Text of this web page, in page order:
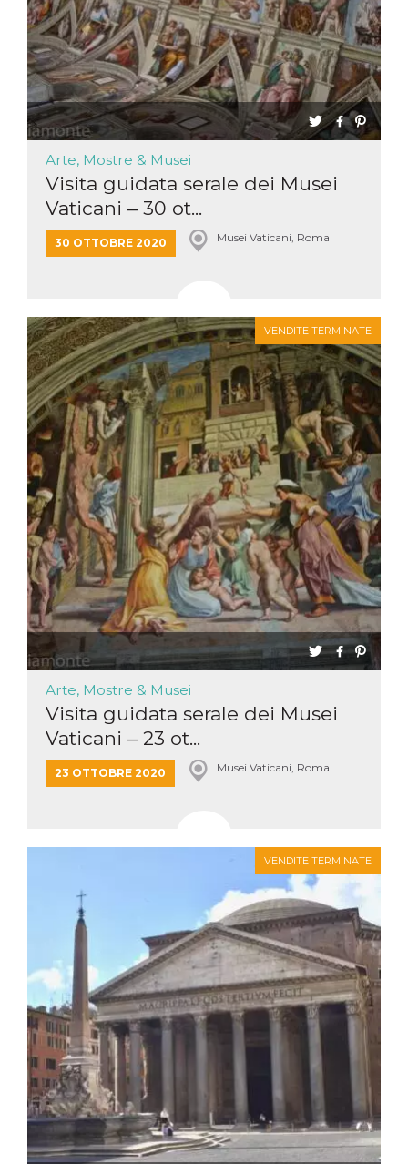
Arte, Mostre & Musei
Visita guidata serale dei Musei
Vaticani – 30 ot...
30 OTTOBRE 2020 Musei Vaticani, Roma
VENDITE TERMINATE
Arte, Mostre & Musei
Visita guidata serale dei Musei
Vaticani – 23 ot...
23 OTTOBRE 2020 Musei Vaticani, Roma
VENDITE TERMINATE